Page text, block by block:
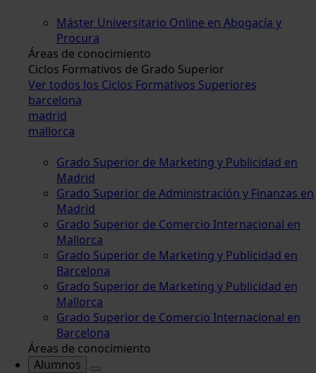
Máster Universitario Online en Abogacía y
Procura
Áreas de conocimiento
Ciclos Formativos de Grado Superior
Ver todos los Ciclos Formativos Superiores
barcelona
madrid
mallorca
Grado Superior de Marketing y Publicidad en
Madrid
Grado Superior de Administración y Finanzas en
Madrid
Grado Superior de Comercio Internacional en
Mallorca
Grado Superior de Marketing y Publicidad en
Barcelona
Grado Superior de Marketing y Publicidad en
Mallorca
Grado Superior de Comercio Internacional en
Barcelona
Áreas de conocimiento
Alumnos